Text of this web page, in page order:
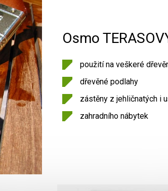
Osmo
použití na veškeré
dřevěné podlahy
zástěny z jehličnatých i
zahradního nábytek